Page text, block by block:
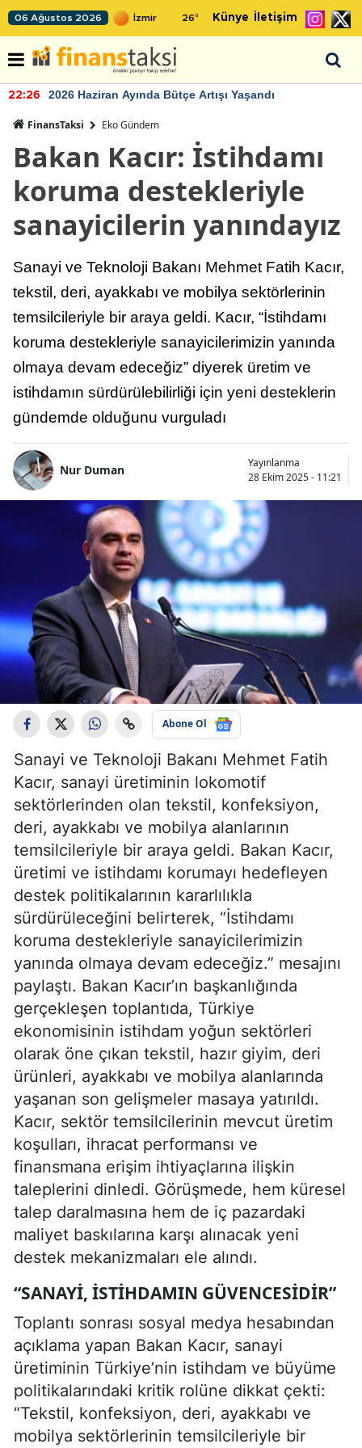
06 Ağustos 2026 26° Künye İletişim
22:26 2026 Haziran Ayında Bütçe Artışı Yaşandı
FinansTaksi Eko Gündem
Bakan Kacır: İstihdamı
koruma destekleriyle
sanayicilerin yanındayız
Sanayi ve Teknoloji Bakanı Mehmet Fatih Kacır,
tekstil, deri, ayakkabı ve mobilya sektörlerinin
temsilcileriyle bir araya geldi. Kacır, “İstihdamı
koruma destekleriyle sanayicilerimizin yanında
olmaya devam edeceğiz” diyerek üretim ve
istihdamın sürdürülebilirliği için yeni desteklerin
gündemde olduğunu vurguladı
Nur Duman
Yayınlanma
28 Ekim 2025 - 11:21
Abone Ol
Sanayi ve Teknoloji Bakanı Mehmet Fatih
Kacır, sanayi üretiminin lokomotif
sektörlerinden olan tekstil, konfeksiyon,
deri, ayakkabı ve mobilya alanlarının
temsilcileriyle bir araya geldi. Bakan Kacır,
üretimi ve istihdamı korumayı hedefleyen
destek politikalarının kararlılıkla
sürdürüleceğini belirterek, “İstihdamı
koruma destekleriyle sanayicilerimizin
yanında olmaya devam edeceğiz.” mesajını
paylaştı. Bakan Kacır’ın başkanlığında
gerçekleşen toplantıda, Türkiye
ekonomisinin istihdam yoğun sektörleri
olarak öne çıkan tekstil, hazır giyim, deri
ürünleri, ayakkabı ve mobilya alanlarında
yaşanan son gelişmeler masaya yatırıldı.
Kacır, sektör temsilcilerinin mevcut üretim
koşulları, ihracat performansı ve
finansmana erişim ihtiyaçlarına ilişkin
taleplerini dinledi. Görüşmede, hem küresel
talep daralmasına hem de iç pazardaki
maliyet baskılarına karşı alınacak yeni
destek mekanizmaları ele alındı.
“SANAYI, İSTIHDAMIN GÜVENCESIDIR”
Toplantı sonrası sosyal medya hesabından
açıklama yapan Bakan Kacır, sanayi
üretiminin Türkiye’nin istihdam ve büyüme
politikalarındaki kritik rolüne dikkat çekti:
“Tekstil, konfeksiyon, deri, ayakkabı ve
mobilya sektörlerinin temsilcileriyle bir